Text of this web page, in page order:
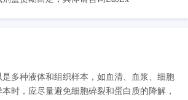
多种液体和组织样本，如血清、血浆、细胞
时，应尽量避免细胞碎裂和蛋白质的降解，